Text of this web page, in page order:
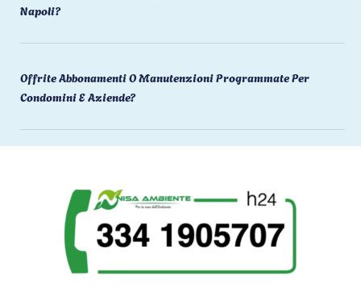
Napoli?
Offrite Abbonamenti O Manutenzioni Programmate Per
Condomini E Aziende?